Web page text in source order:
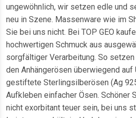
ungewöhnlich, wir setzen edle und
neu in Szene. Massenware wie im
Sie bei uns nicht. Bei TOP GEO
hochwertigen Schmuck aus
sorgfältiger Verarbeitung. So
den Anhängerösen überwiegend auf
gestiftete Sterlingsilberösen (Ag
Aufkleben einfacher Ösen. Schöner
nicht exorbitant teuer sein, bei uns